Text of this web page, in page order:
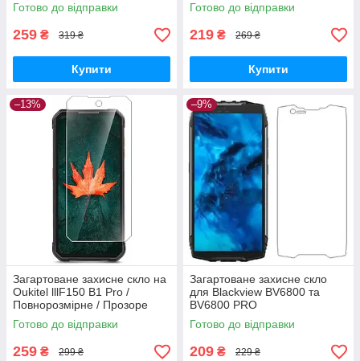
Готово до відправки
259 ₴ 319 ₴
Купити
Готово до відправки
219 ₴ 269 ₴
Купити
–13%
Загартоване захисне скло на
Oukitel lllF150 B1 Pro /
Повнорозмірне / Прозоре
Готово до відправки
259 ₴ 299 ₴
–9%
Загартоване захисне скло
для Blackview BV6800 та
BV6800 PRO
Готово до відправки
209 ₴ 229 ₴